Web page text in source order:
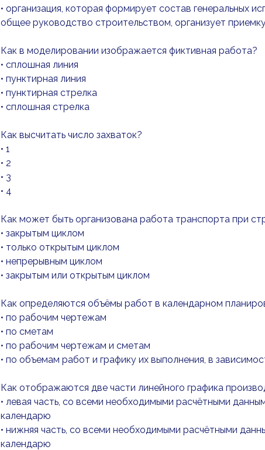
• организация, которая формирует состав генеральных
общее руководство строительством, организует
Как в моделировании изображается фиктивная работа?
• сплошная линия
• пунктирная линия
• пунктирная стрелка
• сплошная стрелка
Как высчитать число захваток?
• 1
• 2
• 3
• 4
Как может быть организована работа транспорта при
• закрытым циклом
• только открытым циклом
• непрерывным циклом
• закрытым или открытым циклом
Как определяются объёмы работ в календарном
• по рабочим чертежам
• по сметам
• по рабочим чертежам и сметам
• по объемам работ и графику их выполнения, в
Как отображаются две части линейного графика
• левая часть, со всеми необходимыми расчётными
календарю
• нижняя часть, со всеми необходимыми расчётными
календарю